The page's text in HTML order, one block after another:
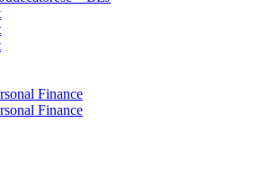
Finance
Finance